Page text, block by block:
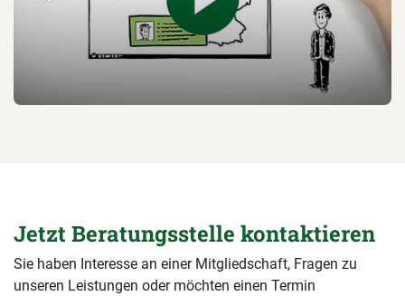
Jetzt Beratungsstelle kontaktieren
Sie haben Interesse an einer Mitgliedschaft, Fragen zu
unseren Leistungen oder möchten einen Termin